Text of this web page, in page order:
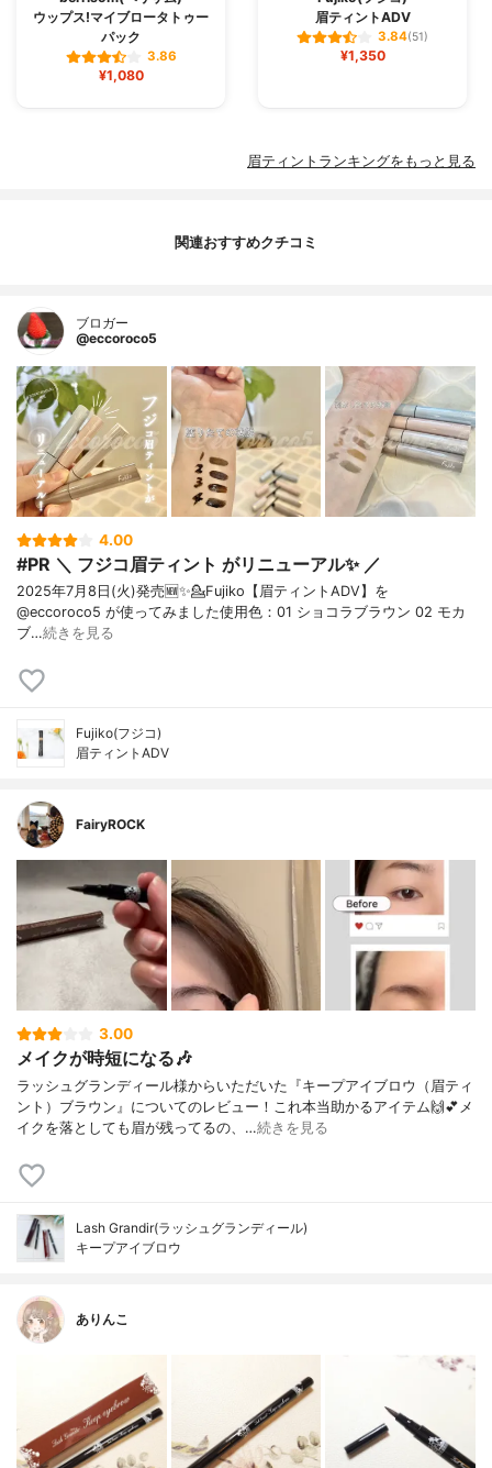
ウップス!マイブロータトゥー
パック
3.86
¥1,080
眉ティントADV
3.84(51)
¥1,350
眉ティントランキングをもっと見る
関連おすすめクチコミ
ブロガー
@eccoroco5
4.00
#PR ＼ フジコ眉ティント がリニューアル✨ ／
2025年7月8日(火)発売🆕✨⁡⁡💁Fujiko【眉ティントADV】を
@eccoroco5 が使ってみました⁡⁡使用色：01 ショコラブラウン 02 モカ
ブ…続きを見る
Fujiko(フジコ)
眉ティントADV
FairyROCK
3.00
メイクが時短になる🎶
ラッシュグランディール様からいただいた『キープアイブロウ（眉ティ
ント）ブラウン』についてのレビュー！これ本当助かるアイテム🙌💕メ
イクを落としても眉が残ってるの、…続きを見る
Lash Grandir(ラッシュグランディール)
キープアイブロウ
ありんこ